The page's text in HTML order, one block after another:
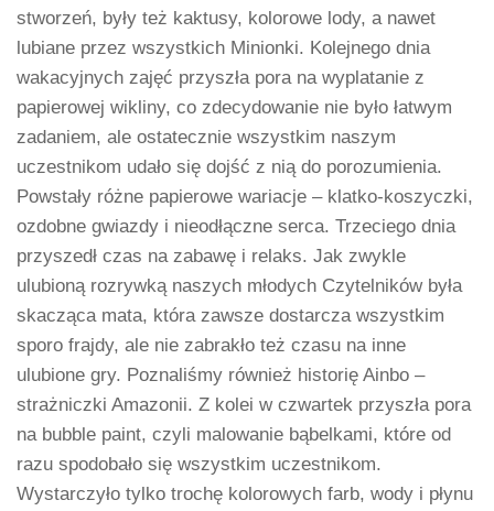
stworzeń, były też kaktusy, kolorowe lody, a nawet
lubiane przez wszystkich Minionki. Kolejnego dnia
wakacyjnych zajęć przyszła pora na wyplatanie z
papierowej wikliny, co zdecydowanie nie było łatwym
zadaniem, ale ostatecznie wszystkim naszym
uczestnikom udało się dojść z nią do porozumienia.
Powstały różne papierowe wariacje – klatko-koszyczki,
ozdobne gwiazdy i nieodłączne serca. Trzeciego dnia
przyszedł czas na zabawę i relaks. Jak zwykle
ulubioną rozrywką naszych młodych Czytelników była
skacząca mata, która zawsze dostarcza wszystkim
sporo frajdy, ale nie zabrakło też czasu na inne
ulubione gry. Poznaliśmy również historię Ainbo –
strażniczki Amazonii. Z kolei w czwartek przyszła pora
na bubble paint, czyli malowanie bąbelkami, które od
razu spodobało się wszystkim uczestnikom.
Wystarczyło tylko trochę kolorowych farb, wody i płynu